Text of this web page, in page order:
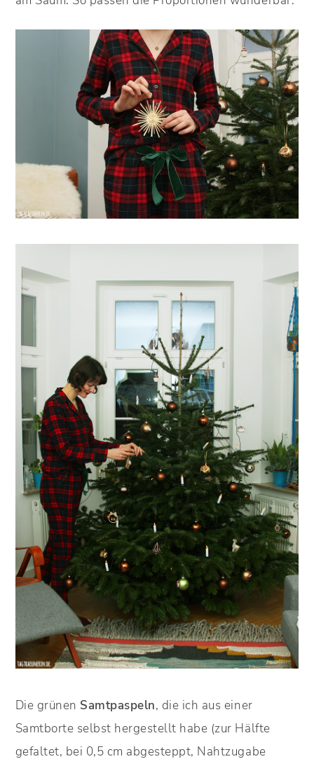
Die grünen Samtpaspeln, die ich aus einer
Samtborte selbst hergestellt habe (zur Hälfte
gefaltet, bei 0,5 cm abgesteppt, Nahtzugabe